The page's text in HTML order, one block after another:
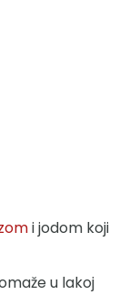
i jodom koji
u lakoj